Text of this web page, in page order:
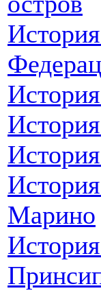
Марино